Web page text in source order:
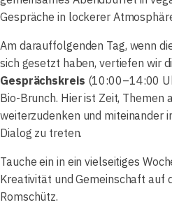
Gespräche in lockerer
Am darauffolgenden Tag, wenn
sich gesetzt haben, vertiefen wir
Gesprächskreis (10:00–14:00
Bio-Brunch. Hier ist Zeit, Themen
weiterzudenken und miteinander
Dialog zu treten.
Tauche ein in ein vielseitiges
Kreativität und Gemeinschaft auf
Romschütz.